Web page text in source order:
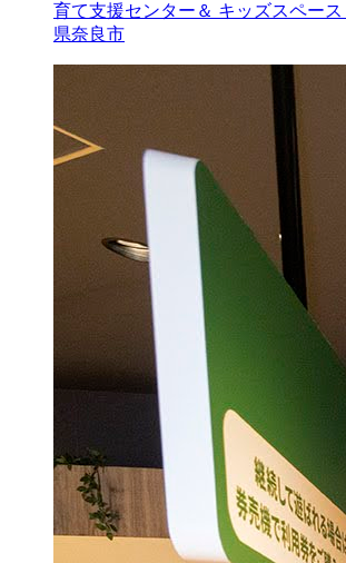
育て支援センター＆ キッズスペース
県奈良市